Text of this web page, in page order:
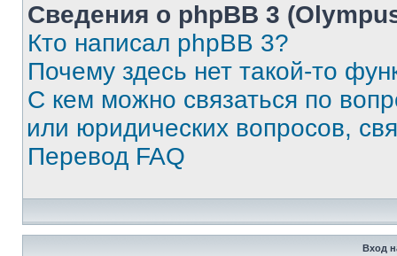
Сведения о phpBB 3
Кто написал phpBB 3?
Почему здесь нет такой-то
С кем можно связаться по
или юридических вопросов,
Перевод FAQ
Вход